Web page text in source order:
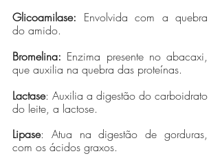
Glicoamilase: Envolvida com a quebra
do amido.
Bromelina: Enzima presente no abacaxi,
que auxilia na quebra das proteínas.
Lactase: Auxilia a digestão do carboidrato
do leite, a lactose.
Lipase: Atua na digestão de gorduras,
com os ácidos graxos.